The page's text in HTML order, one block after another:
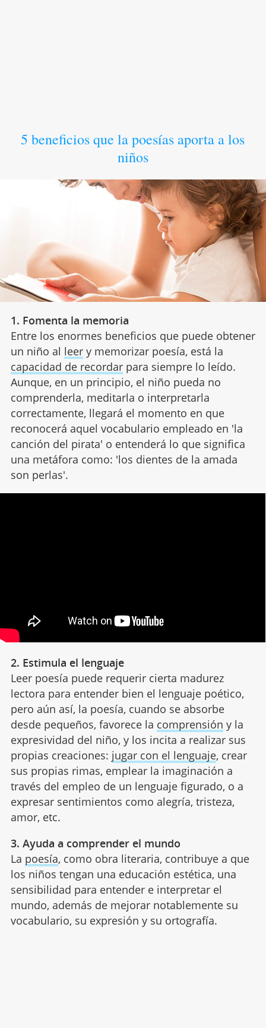
5 beneficios que la poesías aporta a los
niños
1. Fomenta la memoria
Entre los enormes beneficios que puede obtener
un niño al leery memorizar poesía, está la
capacidad de recordarpara siempre lo leído.
Aunque, en un principio, el niño pueda no
comprenderla, meditarla o interpretarla
correctamente, llegará el momento en que
reconocerá aquel vocabulario empleado en 'la
canción del pirata' o entenderá lo que significa
una metáfora como: 'los dientes de la amada
son perlas'.
2. Estimula el lenguaje
Leer poesía puede requerir cierta madurez
lectora para entender bien el lenguaje poético,
pero aún así, la poesía, cuando se absorbe
desde pequeños, favorece la comprensión y la
expresividad del niño, y los incita a realizar sus
propias creaciones: jugar con el lenguaje, crear
sus propias rimas, emplear la imaginación a
través del empleo de un lenguaje figurado, o a
expresar sentimientos como alegría, tristeza,
amor, etc.
3. Ayuda a comprender el mundo
La poesía, como obra literaria, contribuye a que
los niños tengan una educación estética, una
sensibilidad para entender e interpretar el
mundo, además de mejorar notablemente su
vocabulario, su expresión y su ortografía.